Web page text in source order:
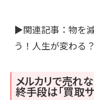
▶関連記事： 物を
う！人生が変わる
メルカリで売れ
終手段は「買取